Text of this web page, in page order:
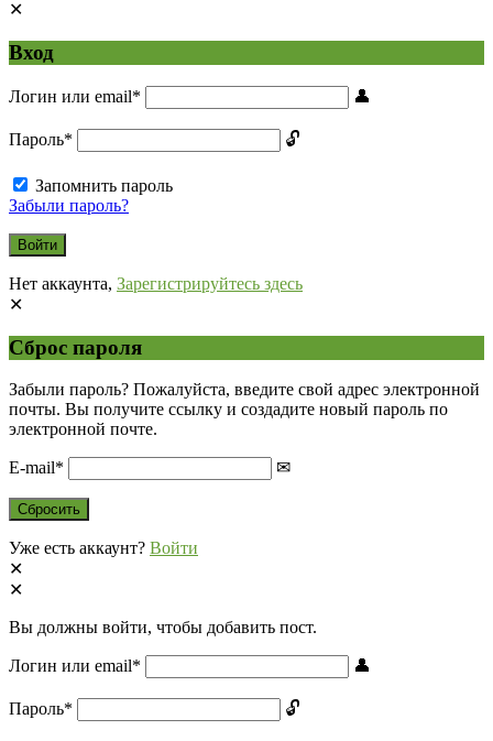
Вход
Логин или email*
Пароль*
Запомнить пароль
Забыли пароль?
Нет аккаунта, Зарегистрируйтесь здесь
Сброс пароля
Забыли пароль? Пожалуйста, введите свой адрес электронной
почты. Вы получите ссылку и создадите новый пароль по
электронной почте.
E-mail*
Уже есть аккаунт? Войти
Вы должны войти, чтобы добавить пост.
Логин или email*
Пароль*